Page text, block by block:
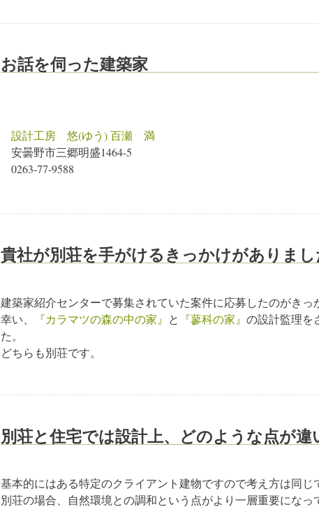
お話を伺った建築家
設計工房 悠(ゆう) 百瀬 満
安曇野市三郷明盛1464-5
0263-77-9588
貴社が別荘を手がけるきっかけがありま
建築家紹介センターで募集されていた案件に応募したのがきっ
幸い、
『カラマツの森の中の家』 と 『蓼科の家』 の設計監理を
た。
どちらも別荘です。
別荘と住宅では設計上、どのような点が
基本的にはある特定のクライアント建物ですので考え方は同じ
別荘の場合、自然環境との調和という点がより一層重要になっ